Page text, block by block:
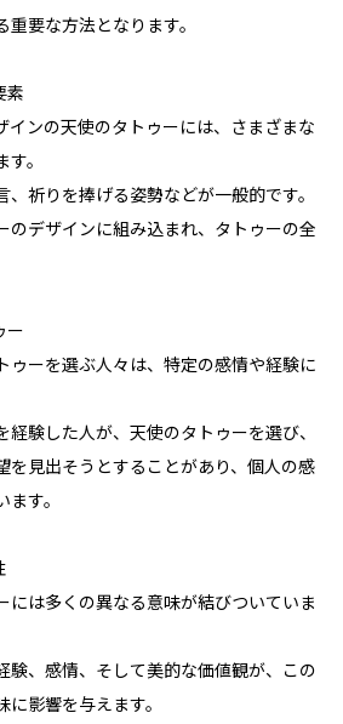
要な方法となります。
素
インの天使のタトゥーには、さまざまな
。
祈りを捧げる姿勢などが一般的です。
のデザインに組み込まれ、タトゥーの全
ー
ゥーを選ぶ人々は、特定の感情や経験に
験した人が、天使のタトゥーを選び、
を見出そうとすることがあり、個人の感
す。
には多くの異なる意味が結びついていま
験、感情、そして美的な価値観が、この
影響を与えます。